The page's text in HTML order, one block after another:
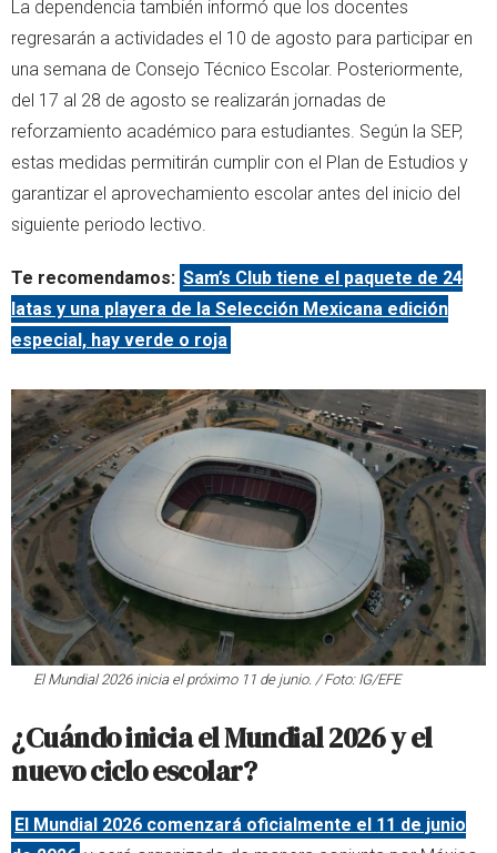
La dependencia también informó que los docentes
regresarán a actividades el 10 de agosto para participar en
una semana de Consejo Técnico Escolar. Posteriormente,
del 17 al 28 de agosto se realizarán jornadas de
reforzamiento académico para estudiantes. Según la SEP,
estas medidas permitirán cumplir con el Plan de Estudios y
garantizar el aprovechamiento escolar antes del inicio del
siguiente periodo lectivo.
Te recomendamos: Sam’s Club tiene el paquete de 24
latas y una playera de la Selección Mexicana edición
especial, hay verde o roja
El Mundial 2026 inicia el próximo 11 de junio. / Foto: IG/EFE
¿Cuándo inicia el Mundial 2026 y el
nuevo ciclo escolar?
El Mundial 2026 comenzará oficialmente el 11 de junio